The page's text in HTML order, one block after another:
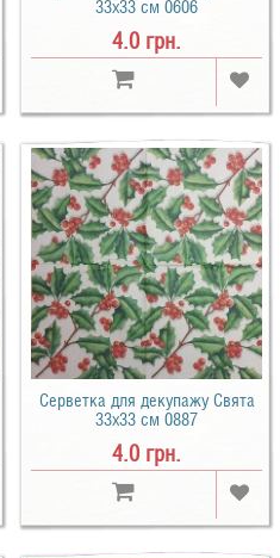
33х33 см 0606
4.0 грн.
Серветка для декупажу Свята
33х33 см 0887
4.0 грн.